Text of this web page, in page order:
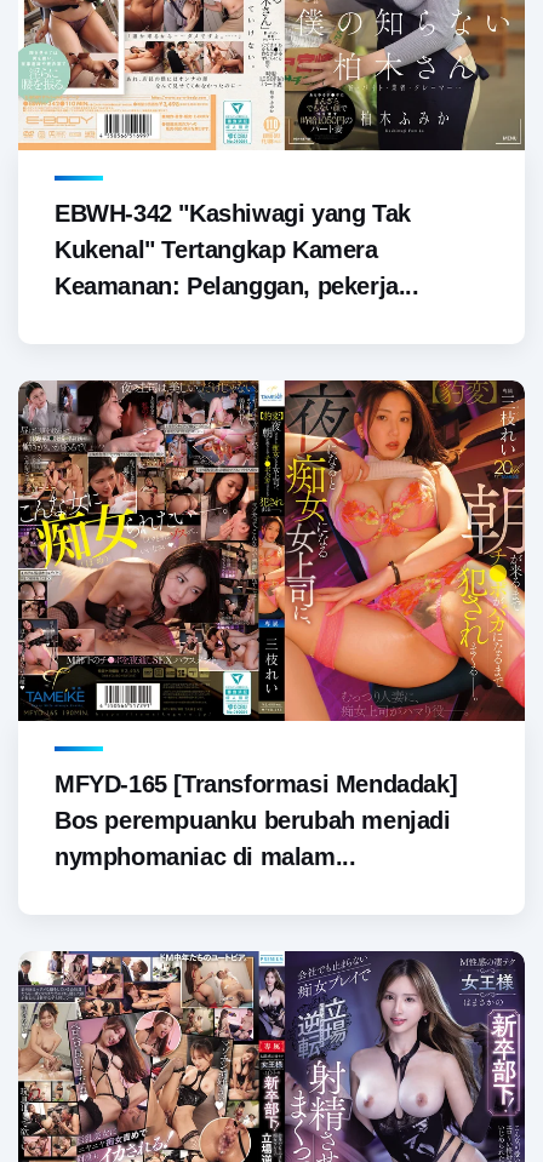
EBWH-342 "Kashiwagi yang Tak
Kukenal" Tertangkap Kamera
Keamanan: Pelanggan, pekerja...
MFYD-165 [Transformasi Mendadak]
Bos perempuanku berubah menjadi
nymphomaniac di malam...